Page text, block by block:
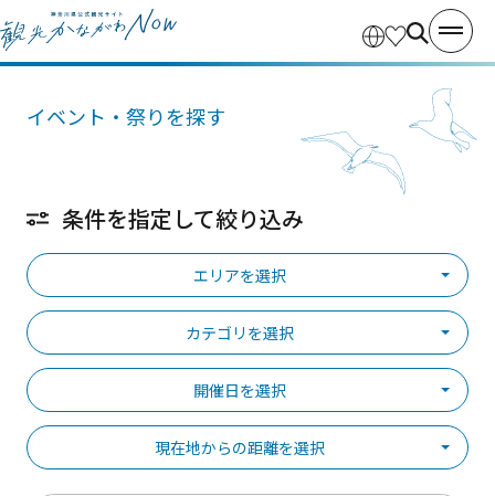
イベント・祭りを探す
条件を指定して絞り込み
エリアを選択
カテゴリを選択
開催日を選択
現在地からの距離を選択